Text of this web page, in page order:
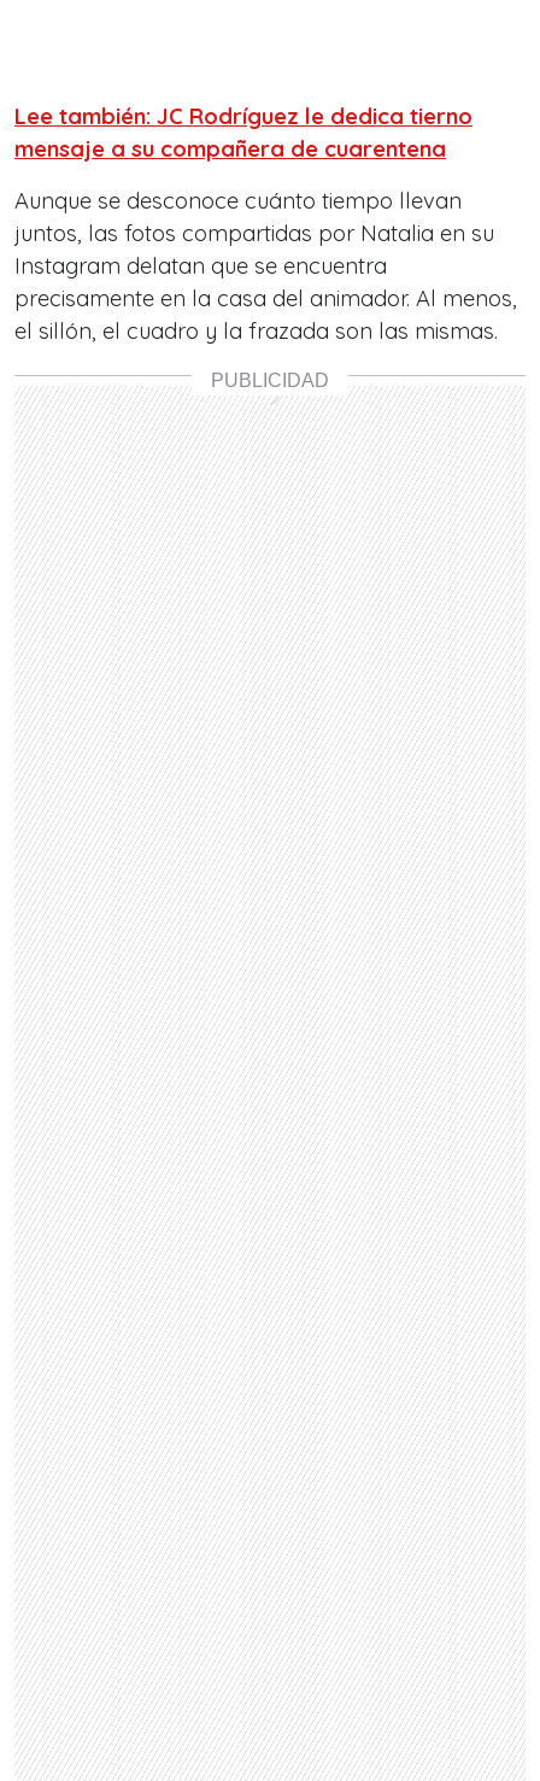
Lee también: JC Rodríguez le dedica tierno
mensaje a su compañera de cuarentena
Aunque se desconoce cuánto tiempo llevan
juntos, las fotos compartidas por Natalia en su
Instagram delatan que se encuentra
precisamente en la casa del animador. Al menos,
el sillón, el cuadro y la frazada son las mismas.